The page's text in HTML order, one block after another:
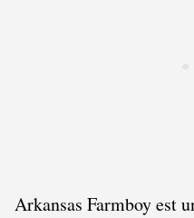
Arkansas Farmboy est